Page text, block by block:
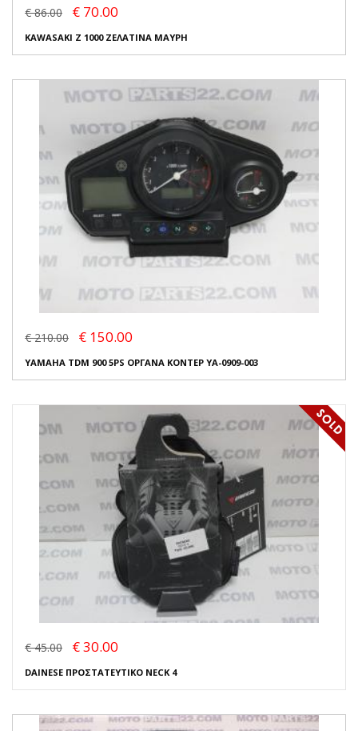
€ 86.00 € 70.00
KAWASAKI Z 1000 ΖΕΛΑΤΙΝΑ ΜΑΥΡΗ
€ 210.00 € 150.00
YAMAHA TDM 900 5PS ΟΡΓΑΝΑ ΚΟΝΤΕΡ YA-0909-003
€ 45.00 € 30.00
DAINESE ΠΡΟΣΤΑΤΕΥΤΙΚΟ NECK 4